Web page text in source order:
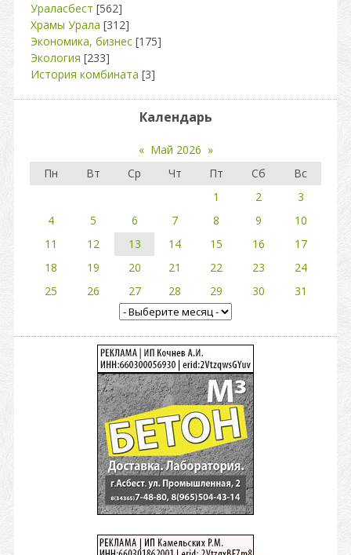
Ураласбест [562]
Храмы Урала [312]
Экономика, бизнес [175]
Экология [233]
История комбината [3]
Календарь
« Май 2026 »
Пн
Вт Ср Чт Пт Сб
Вс
1
2
3
4
5 6 7 8 9
10
11
12 13 14 15 16
17
18
19 20 21 22 23
24
25
26 27 28 29 30 31